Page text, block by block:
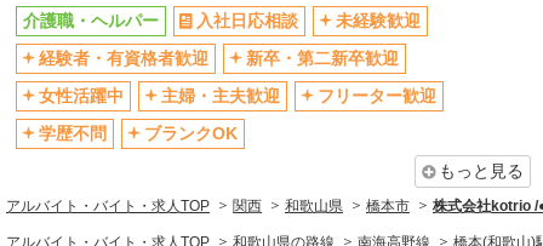
残業少なめ（月20h未満）
交通費支給
社会保険あり
産休・育休取得実績あり
退職金・財形貯蓄制度あり
各種手当（家族・役職・インセン
ティブなど）あり
制服貸与
同じ職種から求人を探す
介護職・ヘルパー 入社日応相談
未経験歓迎
経験者・有資格者歓迎
新卒・第二新卒歓迎
女性活躍中
主婦・主夫歓迎
フリーター歓迎
学歴不問
ブランクOK
もっと見る
アルバイト・バイト・求人TOP 関西 和歌山県 橋本市 株式会社kotrio /
アルバイト・バイト・求人TOP 和歌山県の路線 南海高野線 橋本(和歌山)